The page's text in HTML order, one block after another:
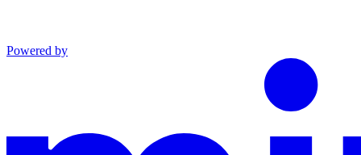
Powered by